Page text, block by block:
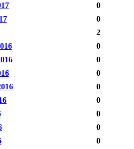
0
0
2
0
0
0
0
0
0
0
0